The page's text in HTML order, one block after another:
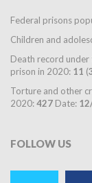
Federal prisons
Children and
Death record under
prison in 2020: 11 (
Torture and other
2020:427 Date:
FOLLOW US